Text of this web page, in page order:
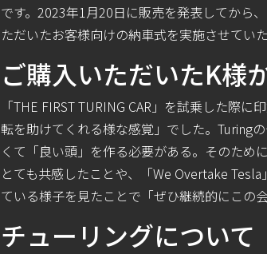
です。2023年1月20日に販売を発表してから
ただいたお客様向けの納車式を実施させてい
ご購入いただいたK様
「THE FIRST TURING CAR」を試乗した際
転を助けてくれる様な感覚」でした。Turing
くて「良い頭」を作る必要がある。そのため
とても共感したことや、「We Overtake
ている様子を見たことで「ぜひ継続的にこの
チューリングについて